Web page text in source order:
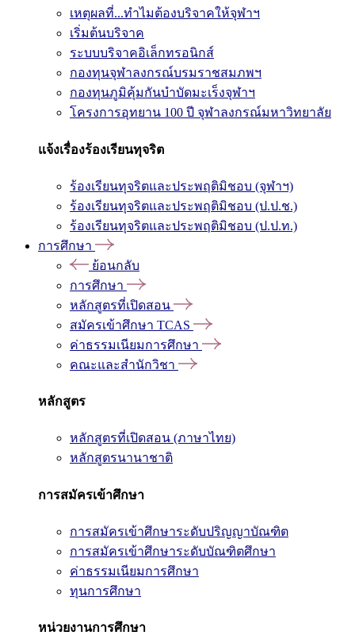
เหตุผลที่...ทำไมต้องบริจาคให้จุฬาฯ
เริ่มต้นบริจาค
ระบบบริจาคอิเล็กทรอนิกส์
กองทุนจุฬาลงกรณ์บรมราชสมภพฯ
กองทุนภูมิคุ้มกันบำบัดมะเร็งจุฬาฯ
โครงการอุทยาน 100 ปี จุฬาลงกรณ์มหาวิทยาลัย
แจ้งเรื่องร้องเรียนทุจริต
ร้องเรียนทุจริตและประพฤติมิชอบ (จุฬาฯ)
ร้องเรียนทุจริตและประพฤติมิชอบ (ป.ป.ช.)
ร้องเรียนทุจริตและประพฤติมิชอบ (ป.ป.ท.)
การศึกษา
ย้อนกลับ
การศึกษา
หลักสูตรที่เปิดสอน
สมัครเข้าศึกษา TCAS
ค่าธรรมเนียมการศึกษา
คณะและสำนักวิชา
หลักสูตร
หลักสูตรที่เปิดสอน (ภาษาไทย)
หลักสูตรนานาชาติ
การสมัครเข้าศึกษา
การสมัครเข้าศึกษาระดับปริญญาบัณฑิต
การสมัครเข้าศึกษาระดับบัณฑิตศึกษา
ค่าธรรมเนียมการศึกษา
ทุนการศึกษา
หน่วยงานการศึกษา